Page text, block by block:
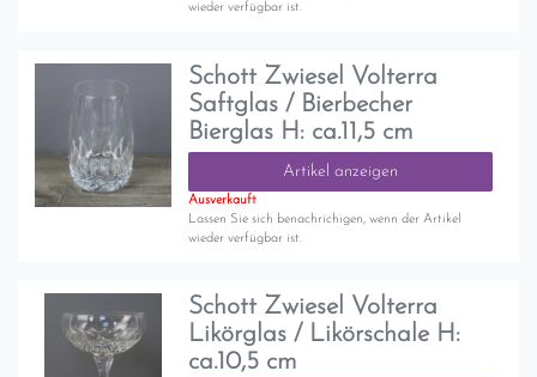
wieder verfügbar ist.
Schott Zwiesel Volterra
Saftglas / Bierbecher
Bierglas H: ca.11,5 cm
Artikel anzeigen
Ausverkauft
Lassen Sie sich benachrichigen, wenn der Artikel
wieder verfügbar ist.
Schott Zwiesel Volterra
Likörglas / Likörschale H:
ca.10,5 cm